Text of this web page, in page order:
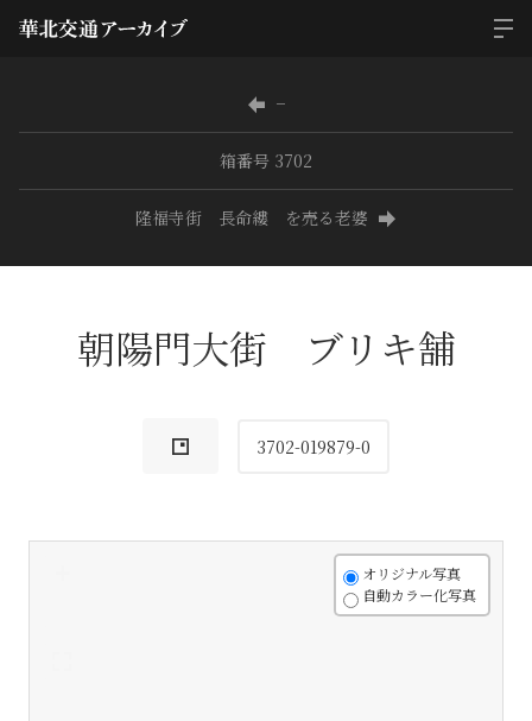
−
箱番号 3702
隆福寺街 長命縷 を売る老婆
朝陽門大街 ブリキ舗
3702-019879-0
オリジナル写真
自動カラー化写真